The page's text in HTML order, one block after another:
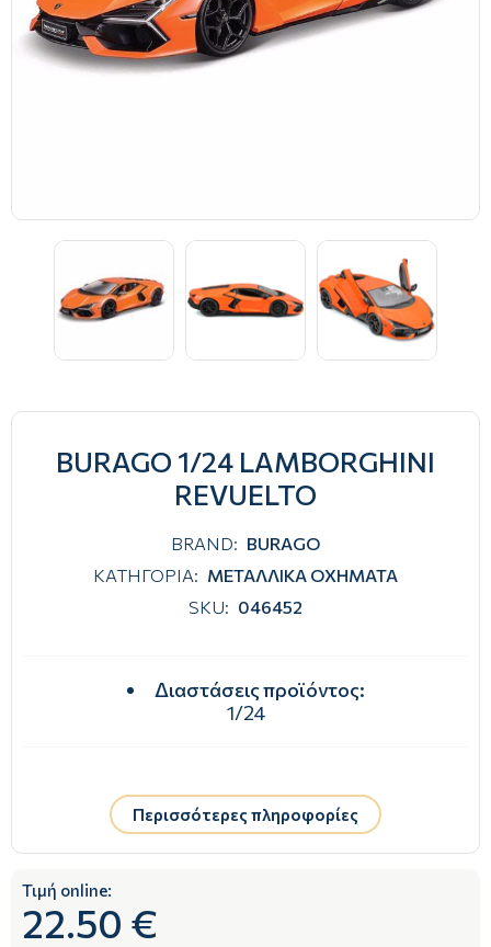
BURAGO 1/24 LAMBORGHINI
REVUELTO
BRAND: BURAGO
ΚΑΤΗΓΟΡΙΑ: ΜΕΤΑΛΛΙΚΑ ΟΧΗΜΑΤΑ
SKU: 046452
Διαστάσεις προϊόντος:
1/24
Περισσότερες πληροφορίες
Τιμή online:
22.50 €